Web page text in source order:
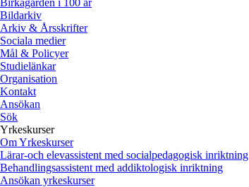
Birkagården i 100 år
Bildarkiv
Arkiv & Årsskrifter
Sociala medier
Mål & Policyer
Studielänkar
Organisation
Kontakt
Ansökan
Sök
Yrkeskurser
Om Yrkeskurser
Lärar-och elevassistent med socialpedagogisk inriktning
Behandlingsassistent med addiktologisk inriktning
Ansökan yrkeskurser